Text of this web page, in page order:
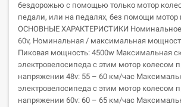
бездорожью с помощью только мотор
педали, или на педалях, без помощи мотор
ОСНОВНЫЕ ХАРАКТЕРИСТИКИ Номинальное
60v, Номинальная / максимальная
Пиковая мощность: 4500w Максимальная
электровелосипеда с этим мотор колесом
напряжении 48v: 55 – 60 км/час
электровелосипеда с этим мотор колесом
напряжении 60v: 60 – 65 км/час